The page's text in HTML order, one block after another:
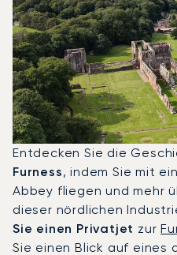
Entdecken Sie die
Furness, indem Sie mit
Abbey fliegen und mehr
dieser nördlichen
Sie einen Privatjet zur
Sie einen Blick auf eines